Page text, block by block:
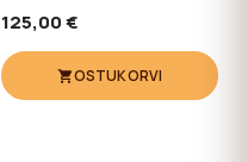
125,00 €
OSTUKORVI